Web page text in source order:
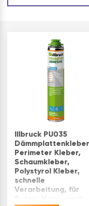
Illbruck PU035
Perimeter Kleber,
Schaumkleber,
Polystyrol Kleber,
schnelle
Verarbeitung, für